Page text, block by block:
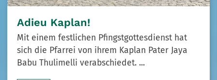
Adieu Kaplan!
Mit einem festlichen Pfingstgottesdienst hat
sich die Pfarrei von ihrem Kaplan Pater Jaya
Babu Thulimelli verabschiedet. ...